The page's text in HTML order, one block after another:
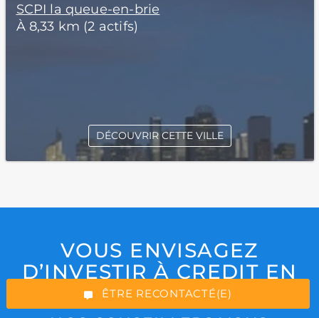
“Excellent”, 165 avis
ÊTRE RECONTACTÉ(E)
SCPI la queue-en-brie
À 8,33 km (2 actifs)
DÉCOUVRIR CETTE VILLE
VOUS ENVISAGEZ
D’INVESTIR À CREDIT EN
SCPI ?